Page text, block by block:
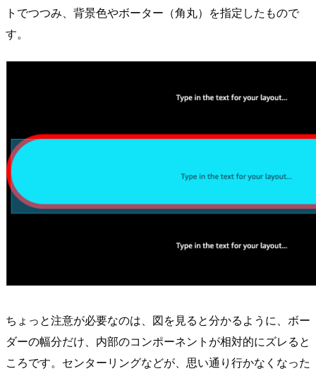
トでつつみ、背景色やボーター（角丸）を指定したもので
す。
ちょっと注意が必要なのは、図を見ると分かるように、ボー
ダーの幅分だけ、内部のコンポーネントが相対的にズレると
ころです。センターリングなどが、思い通り行かなくなった